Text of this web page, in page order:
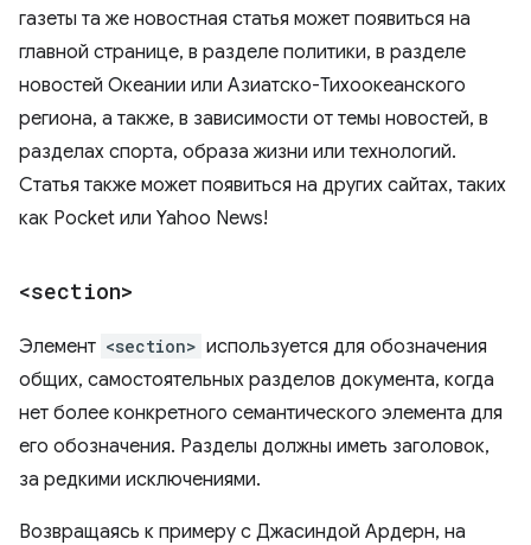
газеты та же новостная статья может появиться на
главной странице, в разделе политики, в разделе
новостей Океании или Азиатско-Тихоокеанского
региона, а также, в зависимости от темы новостей, в
разделах спорта, образа жизни или технологий.
Статья также может появиться на других сайтах, таких
как Pocket или Yahoo News!
<section>
Элемент <section> используется для обозначения
общих, самостоятельных разделов документа, когда
нет более конкретного семантического элемента для
его обозначения. Разделы должны иметь заголовок,
за редкими исключениями.
Возвращаясь к примеру с Джасиндой Ардерн, на